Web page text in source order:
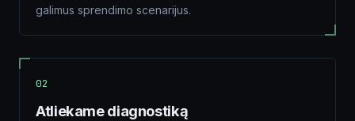
galimus sprendimo scenarijus.
02
Atliekame diagnostiką